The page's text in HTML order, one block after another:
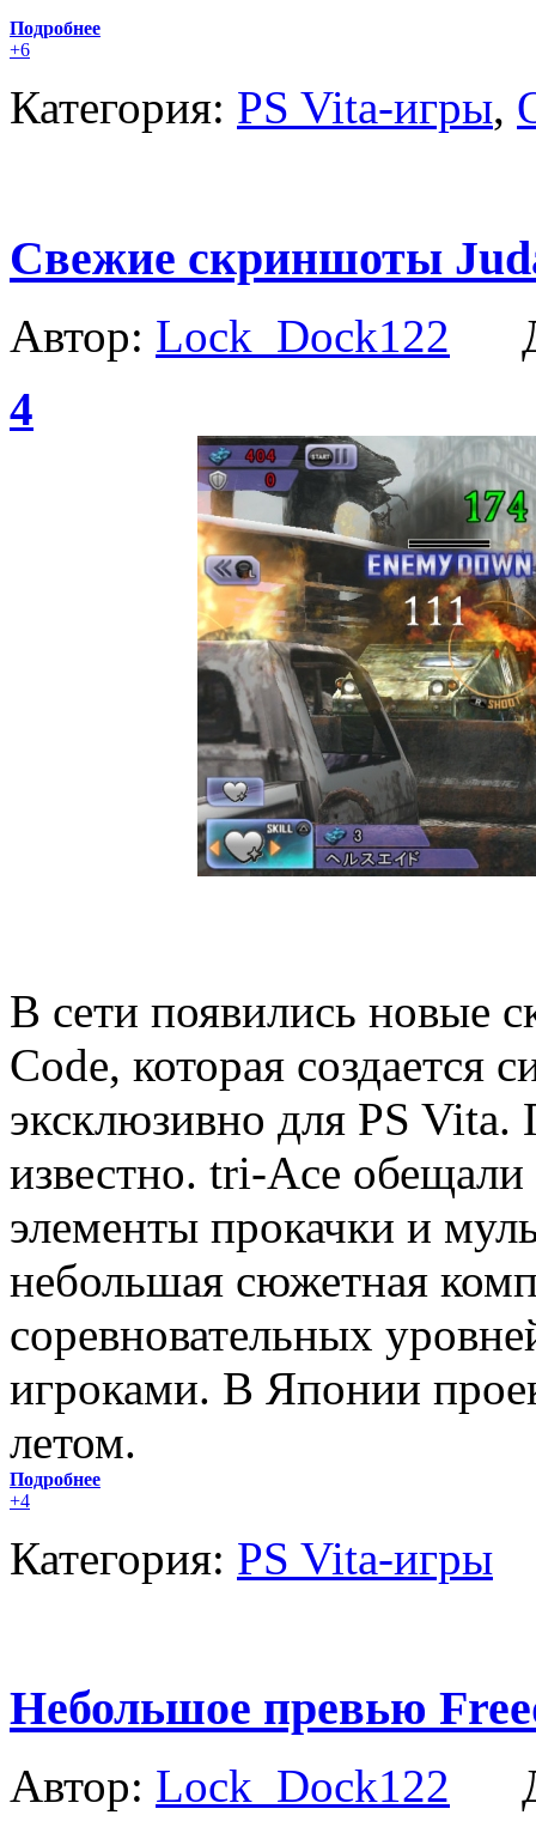
Подробнее
+6
Категория: PS Vita-игры,
Свежие скриншоты
Автор: Lock_Dock122
4
В сети появились новые
Code, которая создается
эксклюзивно для PS Vita.
известно. tri-Ace
элементы прокачки и
небольшая сюжетная
соревновательных
игроками. В Японии
летом.
Подробнее
+4
Категория: PS Vita-игры
Небольшое превью
Автор: Lock_Dock122